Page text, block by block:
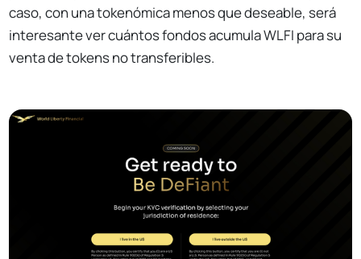
caso, con una tokenómica menos que deseable, será
interesante ver cuántos fondos acumula WLFI para su
venta de tokens no transferibles.